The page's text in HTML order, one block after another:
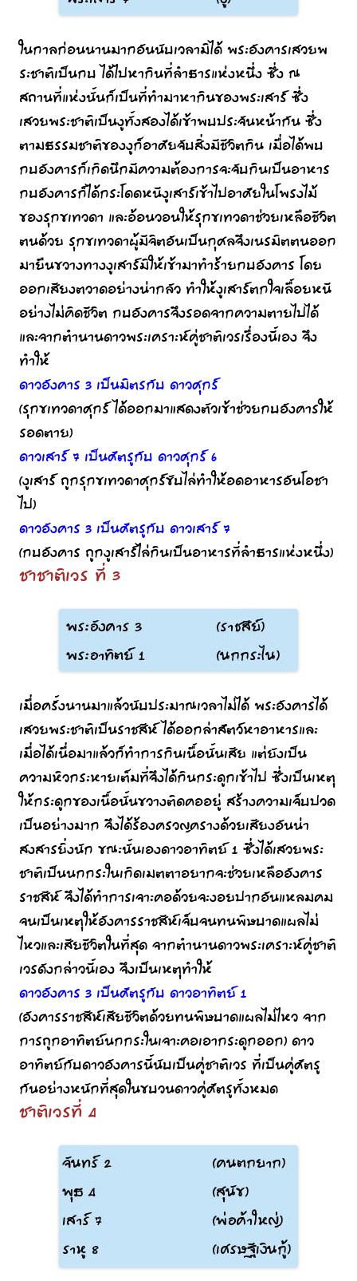
ในกาลก่อนนานมากอันนับเวลามิได้ พระอังคารเสวยพ
ระชาติเป็นกบ ได้ไปหากินที่ลำธารแห่งหนึ่ง ซึ่ง ณ
สถานที่แห่งนั้นก็เป็นที่ทำมาหากินของพระเสาร์ ซึ่ง
เสวยพระชาติเป็นงูทั้งสองได้เข้าพบประจันหน้ากัน ซึ่ง
ตามธรรมชาติของงูก็อาศัยจับสิ่งมีชีวิตกิน เมื่อได้พบ
กบอังคารก็เกิดนึกมีความต้องการจะจับกินเป็นอาหาร
กบอังคารก็ได้กระโดดหนีงูเสาร์เข้าไปอาศัยในโพรงไม้
ของรุกขเทวดา และอ้อนวอนให้รุกขเทวดาช่วยเหลือชีวิต
ตนด้วย รุกขเทวดาผู้มีจิตอันเป็นกุศลจึงเนรมิตตนออก
มายืนขวางทางงูเสาร์มิให้เข้ามาทำร้ายกบอังคาร โดย
ออกเสียงตวาดอย่างน่ากลัว ทำให้งูเสาร์ตกใจเลื้อยหนี
อย่างไม่คิดชีวิต กบอังคารจึงรอดจากความตายไปได้
และจากตำนานดาวพระเคราะห์คู่ชาติเวรเรื่องนี้เอง จึง
ทำให้
ดาวอังคาร 3 เป็นมิตรกับ ดาวศุกร์
(รุกขเทวดาศุกร์ ได้ออกมาแสดงตัวเข้าช่วยกบอังคารให้
รอดตาย)
ดาวเสาร์ 7 เป็นศัตรูกับ ดาวศุกร์ 6
(งูเสาร์ ถูกรุกขเทวดาศุกร์ขับไล่ทำให้อดอาหารอันโอชา
ไป)
ดาวอังคาร 3 เป็นศัตรูกับ ดาวเสาร์ 7
(กบอังคาร ถูกงูเสาร์ไล่กินเป็นอาหารที่ลำธารแห่งหนึ่ง)
ชาชาติเวร ที่ 3
เมื่อครั้งนานมาแล้วนับประมาณเวลาไม่ได้ พระอังคารได้
เสวยพระชาติเป็นราชสีห์ ได้ออกล่าสัตว์หาอาหารและ
เมื่อได้เนื่อมาแล้วก็ทำการกินเนื้อนั้นเสีย แต่ยังเป็น
ความหิวกระหายเต็มที่จึงได้กินกระดูกเข้าไป ซึ่งเป็นเหตุ
ให้กระดูกของเนื้อนั้นขวางติดคออยู่ สร้างความเจ็บปวด
เป็นอย่างมาก จึงได้ร้องครวญครางด้วยเสียงอันน่า
สงสารยิ่งนัก ขณะนั้นเองดาวอาทิตย์ 1 ซึ่งได้เสวยพระ
ชาติเป็นนกกระในเกิดเมตตาอยากจะช่วยเหลืออังคาร
ราชสีห์ จึงได้ทำการเจาะคอด้วยจะงอยปากอันแหลมคม
จนเป็นเหตุให้อังคารราชสีห์เจ็บจนทนพิษบาดแผลไม่
ไหวและเสียชีวิตในที่สุด จากตำนานดาวพระเคราะห์คู่ชาติ
เวรดังกล่าวนี้เอง จึงเป็นเหตุทำให้
ดาวอังคาร 3 เป็นศัตรูกับ ดาวอาทิตย์ 1
(อังคารราชสีห์เสียชีวิตด้วยทนพิษบาดแผลไม่ไหว จาก
การถูกอาทิตย์นกกระในเจาะคอเอากระดูกออก) ดาว
อาทิตย์กับดาวอังคารนี้นับเป็นคู่ชาติเวร ที่เป็นคู่ศัตรู
กันอย่างหนักที่สุดในขบวนดาวคู่ศัตรูทั้งหมด
ชาติเวรที่ 4